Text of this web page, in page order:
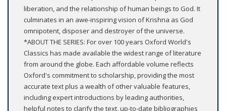
liberation, and the relationship of human beings to God. It
culminates in an awe-inspiring vision of Krishna as God
omnipotent, disposer and destroyer of the universe.
*ABOUT THE SERIES: For over 100 years Oxford World's
Classics has made available the widest range of literature
from around the globe. Each affordable volume reflects
Oxford's commitment to scholarship, providing the most
accurate text plus a wealth of other valuable features,
including expert introductions by leading authorities,
helpful notes to clarify the text, up-to-date bibliographies